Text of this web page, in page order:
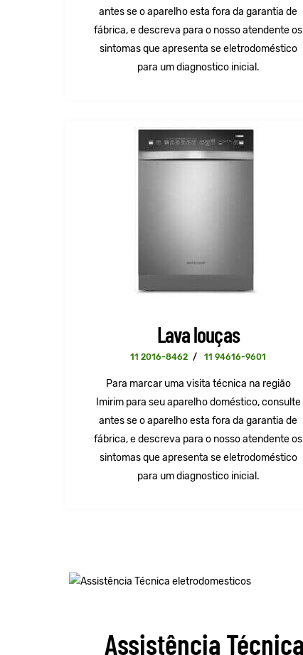
antes se o aparelho esta fora da garantia de
fábrica, e descreva para o nosso atendente os
sintomas que apresenta se eletrodoméstico
para um diagnostico inicial.
Lava louças
11 2016-8462 / 11 94616-9601
Para marcar uma visita técnica na região
Imirim para seu aparelho doméstico, consulte
antes se o aparelho esta fora da garantia de
fábrica, e descreva para o nosso atendente os
sintomas que apresenta se eletrodoméstico
para um diagnostico inicial.
Assistência